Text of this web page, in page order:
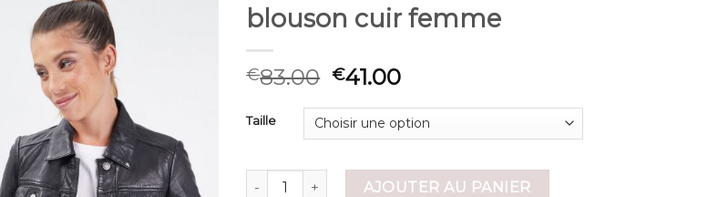
blouson cuir femme
€83.00 €41.00
Taille
quantité de blouson cuir femme
AJOUTER AU PANIER